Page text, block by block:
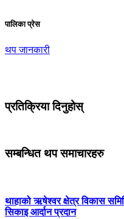
पालिका प्रेस
थप जानकारी
प्रतिक्रिया दिनुहोस्
सम्बन्धित थप समाचारहरु
थाहाको ऋषेश्वर क्षेत्र विकास
सिकाइ आर्दान प्रदान